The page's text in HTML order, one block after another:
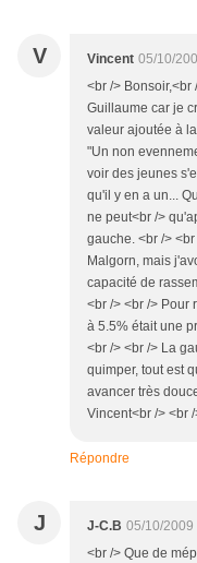
V Vincent 05/10/
<br /> Bonsoir,<br
Guillaume car je
valeur ajoutée à
"Un non
voir des jeunes
qu'il y en a un...
ne peut<br />
gauche. <br />
Malgorn, mais
capacité de
<br /> <br /> Pour
à 5.5% était une
<br /> <br /> La
quimper, tout est
avancer très
Vincent<br /> <br
Répondre
J J-C.B 05/10/2009
<br /> Que de